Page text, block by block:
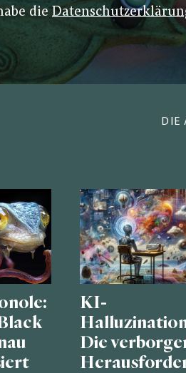
die
DIE
KI-
Die